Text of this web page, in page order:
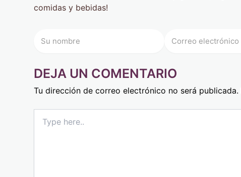
comidas y bebidas!
DEJA UN COMENTARIO
Tu dirección de correo electrónico no será publicada.
here..